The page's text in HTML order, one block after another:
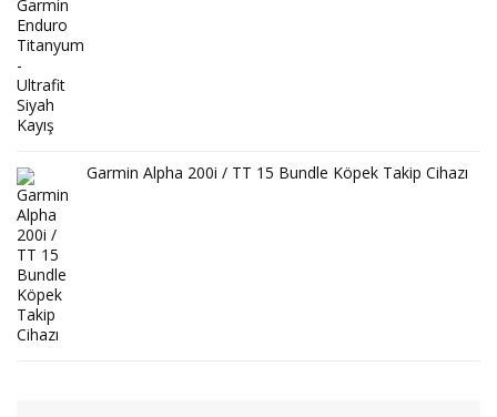
Garmin Alpha 200i / TT 15 Bundle Köpek Takip Cihazı